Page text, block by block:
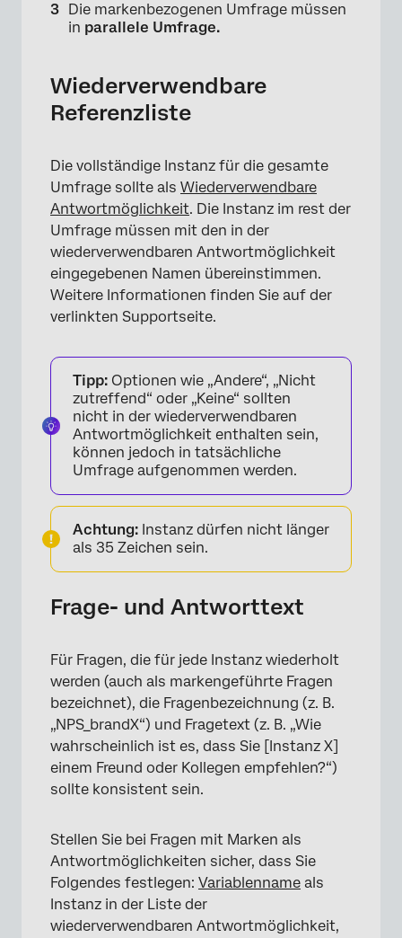
Die markenbezogenen Umfrage müssen
in parallele Umfrage.
Wiederverwendbare
Referenzliste
Die vollständige Instanz für die gesamte
Umfrage sollte als Wiederverwendbare
Antwortmöglichkeit. Die Instanz im rest der
Umfrage müssen mit den in der
wiederverwendbaren Antwortmöglichkeit
eingegebenen Namen übereinstimmen.
Weitere Informationen finden Sie auf der
verlinkten Supportseite.
Tipp: Optionen wie „Andere“, „Nicht
zutreffend“ oder „Keine“ sollten
nicht in der wiederverwendbaren
Antwortmöglichkeit enthalten sein,
können jedoch in tatsächliche
Umfrage aufgenommen werden.
Achtung: Instanz dürfen nicht länger
als 35 Zeichen sein.
Frage- und Antworttext
Für Fragen, die für jede Instanz wiederholt
werden (auch als markengeführte Fragen
bezeichnet), die Fragenbezeichnung (z. B.
„NPS_brandX“) und Fragetext (z. B. „Wie
wahrscheinlich ist es, dass Sie [Instanz X]
einem Freund oder Kollegen empfehlen?“)
sollte konsistent sein.
Stellen Sie bei Fragen mit Marken als
Antwortmöglichkeiten sicher, dass Sie
Folgendes festlegen: Variablenname als
Instanz in der Liste der
wiederverwendbaren Antwortmöglichkeit,